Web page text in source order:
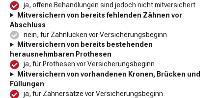
ja, offene Behandlungen sind jedoch nicht mitversichert
Mitversichern von bereits fehlenden Zähnen vor
Abschluss
nein, für Zahnlücken vor Versicherungsbeginn
Mitversichern von bereits bestehenden
herausnehmbaren Prothesen
ja, für Prothesen vor Versicherungsbeginn
Mitversichern von vorhandenen Kronen, Brücken und
Füllungen
ja, für Zahnersätze vor Versicherungsbeginn